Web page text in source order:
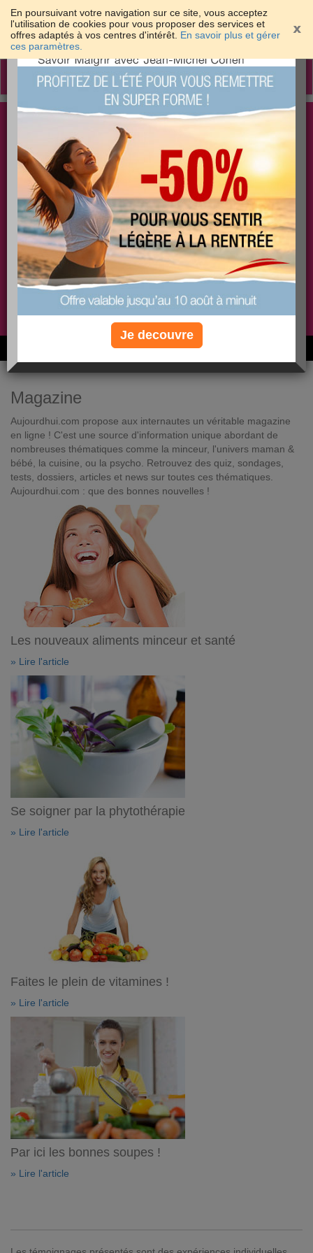
En poursuivant votre navigation sur ce site, vous acceptez
l'utilisation de cookies pour vous proposer des services et
offres adaptés à vos centres d'intérêt. En savoir plus et gérer
ces paramètres.
Toggle
Les meilleures solutions pour maigrir et être bien
dans sa peau
PLUS
EFFICACE
PLUS
SANTÉ
PLUS
COACHING
Non, je préfère le régime gratuit
6M de personnes ont maigri et réappris à manger avec nous
Magazine
Aujourdhui.com propose aux internautes un véritable magazine
en ligne ! C'est une source d'information unique abordant de
nombreuses thématiques comme la minceur, l'univers maman &
bébé, la cuisine, ou la psycho. Retrouvez des quiz, sondages,
tests, dossiers, articles et news sur toutes ces thématiques.
Aujourdhui.com : que des bonnes nouvelles !
Les nouveaux aliments minceur et santé
» Lire l'article
Se soigner par la phytothérapie
» Lire l'article
Faites le plein de vitamines !
» Lire l'article
Par ici les bonnes soupes !
» Lire l'article
×
Je decouvre